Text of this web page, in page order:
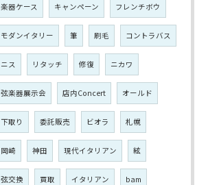
楽器ケース キャンペーン フレンチボウ
モダンイタリー 筆 刷毛 コントラバス
ニス リタッチ 修復 ニカワ
弦楽器展示会 店内Concert オールド
下取り 委託販売 ビオラ 札幌
岡崎 神田 現代イタリアン 絃
弦交換 買取 イタリアン bam